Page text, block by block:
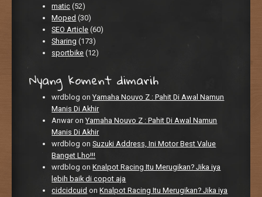
matic (52)
Moped (30)
SEO Article (60)
Sharing (173)
sportbike (12)
Nyang koment dimarih
wrdblog onYamaha Nouvo Z : Pahit Di Awal Namun
Manis Di Akhir
Anwar onYamaha Nouvo Z : Pahit Di Awal Namun
Manis Di Akhir
wrdblog onSuzuki Address, Ini Motor Best Value
Banget Lho!!!
wrdblog onKnalpot Racing Itu Merugikan? Jika iya
lebih baik di copot aja
cidcidcuid onKnalpot Racing Itu Merugikan? Jika iya